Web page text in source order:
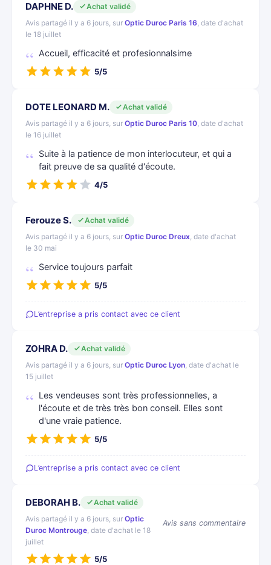
DAPHNE D.
Achat validé
Avis partagé il y a 6 jours, sur Optic Duroc Paris 16, date d'achat
le 18 juillet
Accueil, efficacité et profesionnalsime
5/5
DOTE LEONARD M.
Achat validé
Avis partagé il y a 6 jours, sur Optic Duroc Paris 10, date d'achat
le 16 juillet
Suite à la patience de mon interlocuteur, et qui a
fait preuve de sa qualité d'écoute.
4/5
Ferouze S.
Achat validé
Avis partagé il y a 6 jours, sur Optic Duroc Dreux, date d'achat
le 30 mai
Service toujours parfait
5/5
L’entreprise a pris contact avec ce client
ZOHRA D.
Achat validé
Avis partagé il y a 6 jours, sur Optic Duroc Lyon, date d'achat le
15 juillet
Les vendeuses sont très professionnelles, a
l'écoute et de très très bon conseil. Elles sont
d'une vraie patience.
5/5
L’entreprise a pris contact avec ce client
DEBORAH B.
Achat validé
Avis partagé il y a 6 jours, sur Optic
Duroc Montrouge, date d'achat le 18
juillet
Avis sans commentaire
5/5